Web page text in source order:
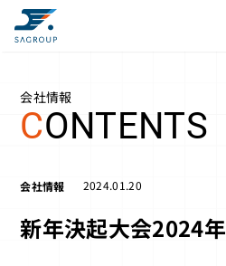
会社情報
CONTENTS
会社情報 2024.01.20
新年決起大会2024年